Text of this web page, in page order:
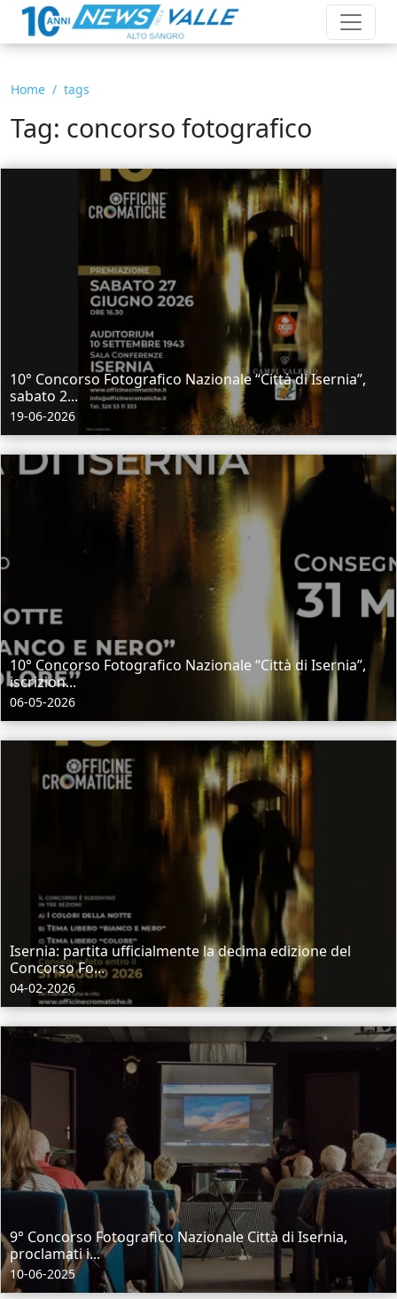
Home tags
Tag: concorso fotografico
10° Concorso Fotografico Nazionale “Città di Isernia”,
sabato 2...
19-06-2026
10° Concorso Fotografico Nazionale “Città di Isernia”,
iscrizion...
06-05-2026
Isernia: partita ufficialmente la decima edizione del
Concorso Fo...
04-02-2026
9° Concorso Fotografico Nazionale Città di Isernia,
proclamati i...
10-06-2025